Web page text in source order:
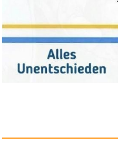
Step by